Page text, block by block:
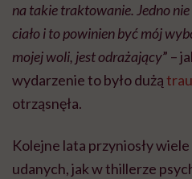
na takie traktowanie. Jedno
ciało i to powinien być mój
mojej woli, jest odrażający” –
wydarzenie to było dużą
otrząsnęła.
Kolejne lata przyniosły
udanych, jak w thillerze